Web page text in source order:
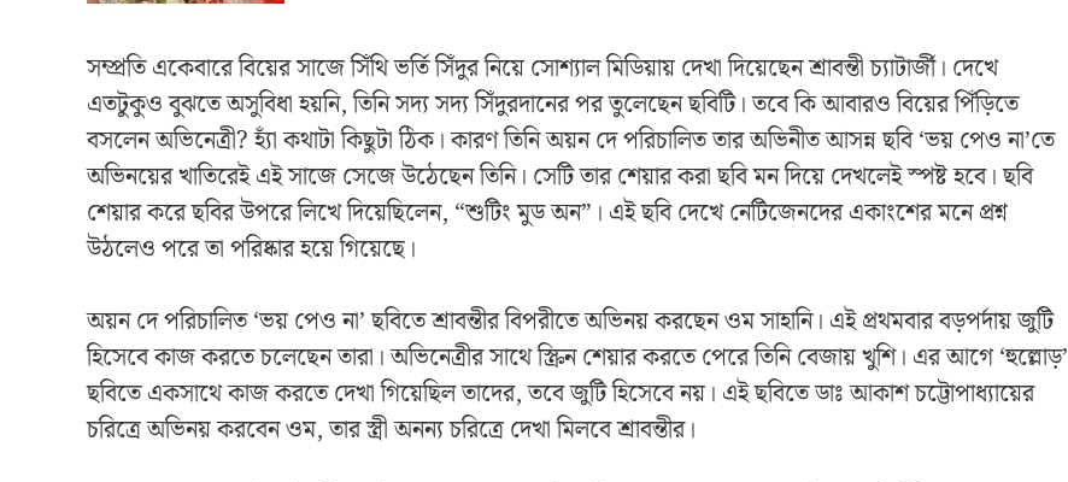
সম্প্রতি একেবারে বিয়ের সাজে সিঁথি ভর্তি সিঁদুর নিয়ে সোশ্যাল মিডিয়ায় দেখা দিয়েছেন শ্রাবন্তী চ্যাটার্জী। দেখে
এতটুকুও বুঝতে অসুবিধা হয়নি, তিনি সদ্য সদ্য সিঁদুরদানের পর তুলেছেন ছবিটি। তবে কি আবারও বিয়ের পিঁড়িতে
বসলেন অভিনেত্রী? হ্যাঁ কথাটা কিছুটা ঠিক। কারণ তিনি অয়ন দে পরিচালিত তার অভিনীত আসন্ন ছবি ‘ভয় পেও না’তে
অভিনয়ের খাতিরেই এই সাজে সেজে উঠেছেন তিনি। সেটি তার শেয়ার করা ছবি মন দিয়ে দেখলেই স্পষ্ট হবে। ছবি
শেয়ার করে ছবির উপরে লিখে দিয়েছিলেন, “শুটিং মুড অন”। এই ছবি দেখে নেটিজেনদের একাংশের মনে প্রশ্ন
উঠলেও পরে তা পরিষ্কার হয়ে গিয়েছে।
অয়ন দে পরিচালিত ‘ভয় পেও না’ ছবিতে শ্রাবন্তীর বিপরীতে অভিনয় করছেন ওম সাহানি। এই প্রথমবার বড়পর্দায় জুটি
হিসেবে কাজ করতে চলেছেন তারা। অভিনেত্রীর সাথে স্ক্রিন শেয়ার করতে পেরে তিনি বেজায় খুশি। এর আগে ‘হুল্লোড়’
ছবিতে একসাথে কাজ করতে দেখা গিয়েছিল তাদের, তবে জুটি হিসেবে নয়। এই ছবিতে ডাঃ আকাশ চট্টোপাধ্যায়ের
চরিত্রে অভিনয় করবেন ওম, তার স্ত্রী অনন্য চরিত্রে দেখা মিলবে শ্রাবন্তীর।